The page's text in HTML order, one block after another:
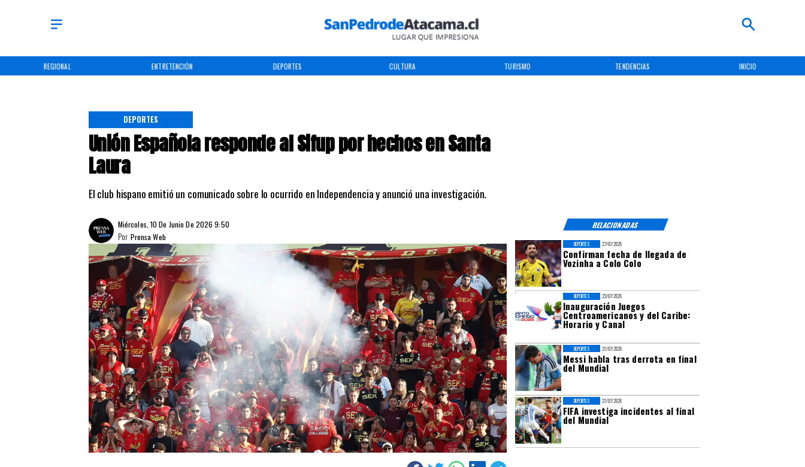
REGIONAL ENTRETENCIÓN DEPORTES CULTURA TURISMO TENDENCIAS INICIO
Unión Española responde al Sifup por hechos en Santa
Laura
El club hispano emitió un comunicado sobre lo ocurrido en Independencia y anunció una investigación.
DEPORTES
RELACIONADAS
Miércoles, 10 De Junio De 2026 9:50
Prensa Web
Por
27/07/2026
Confirman fecha de llegada de
Vozinha a Colo Colo
DEPORTES
23/07/2026
Inauguración Juegos
Centroamericanos y del Caribe:
Horario y Canal
DEPORTES
21/07/2026
Messi habla tras derrota en final
del Mundial
DEPORTES
21/07/2026
FIFA investiga incidentes al final
del Mundial
DEPORTES